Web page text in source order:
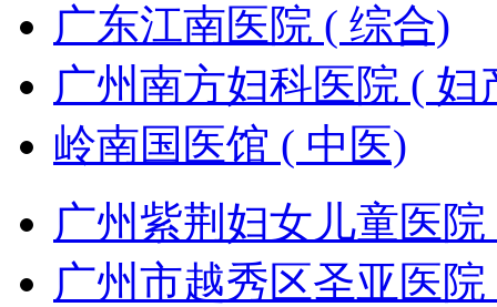
广东江南医院 ( 综合)
广州南方妇科医院 ( 妇
岭南国医馆 ( 中医)
广州紫荆妇女儿童医
广州市越秀区圣亚医